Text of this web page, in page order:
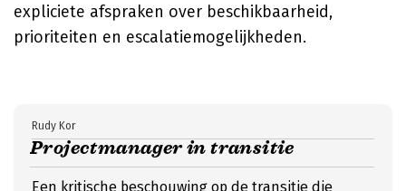
expliciete afspraken over beschikbaarheid,
prioriteiten en escalatiemogelijkheden.
Projectmanager in transitie
Rudy Kor
Een kritische beschouwing op de transitie die